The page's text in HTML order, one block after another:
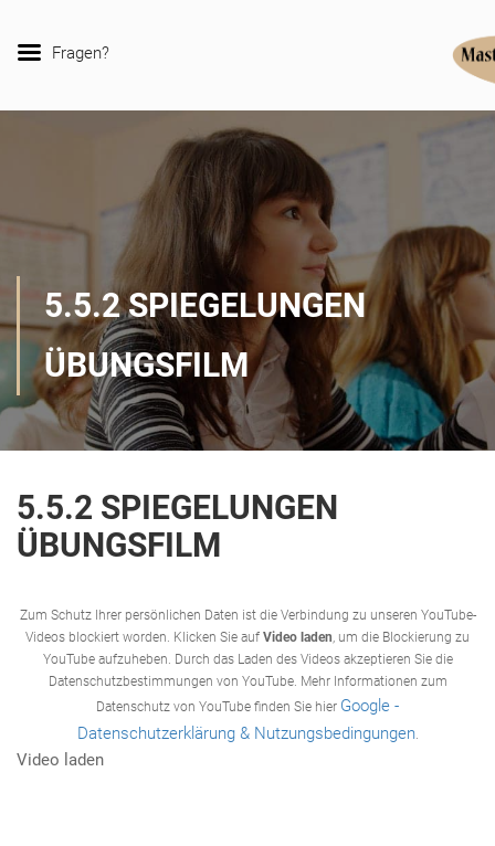
5.5.2 SPIEGELUNGEN
ÜBUNGSFILM
5.5.2 SPIEGELUNGEN
ÜBUNGSFILM
Zum Schutz Ihrer persönlichen Daten ist die Verbindung zu unseren YouTube-
Videos blockiert worden. Klicken Sie auf Video laden, um die Blockierung zu
YouTube aufzuheben. Durch das Laden des Videos akzeptieren Sie die
Datenschutzbestimmungen von YouTube. Mehr Informationen zum
Datenschutz von YouTube finden Sie hier Google -
Datenschutzerklärung & Nutzungsbedingungen.
Video laden
Fragen?